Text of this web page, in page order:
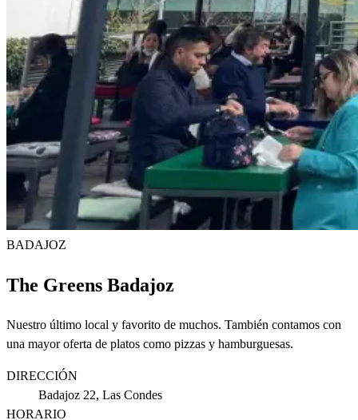
BADAJOZ
The Greens Badajoz
Nuestro último local y favorito de muchos. También contamos con
una mayor oferta de platos como pizzas y hamburguesas.
DIRECCIÓN
Badajoz 22, Las Condes
HORARIO